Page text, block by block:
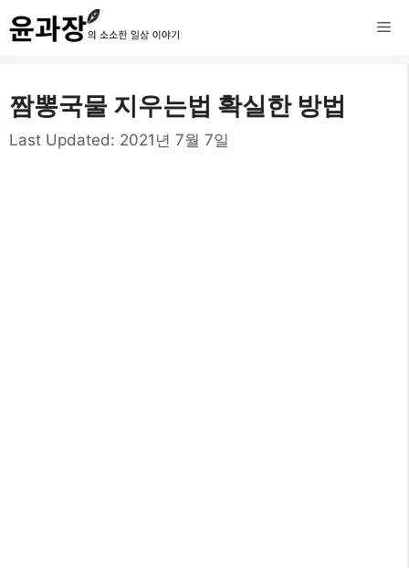
컨
텐
로
건
메
짬뽕국물 지우는법 확실한 방법
Last Updated: 2021년 7월 7일